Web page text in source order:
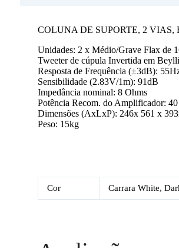
COLUNA DE SUPORTE, 2 VIAS,
Unidades: 2 x Médio/Grave Flax de
Tweeter de cúpula Invertida em
Resposta de Frequência (±3dB):
Sensibilidade (2.83V/1m): 91dB
Impedância nominal: 8 Ohms
Potência Recom. do Amplificador:
Dimensões (AxLxP): 246x 561 x
Peso: 15kg
Cor Carrara White,